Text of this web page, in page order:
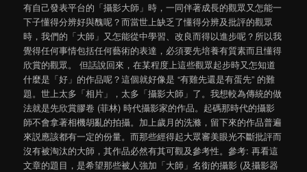
有自己發表平台的「攝影大師」時，一同伴著成長的觀眾又怎能一
下子懂得分辨好與醜呢？而當世上缺乏了懂得分辨及批評的觀眾
時，我們的「大師」又怎能從中學習、改良而得以進步呢？所以我
覺得任何事情包括任何藝術的表達，必須要先培養有質素而且懂得
欣賞的觀眾。 但話說回來，在某程度上這些觀眾起步時又怎知道
什麼是「好」的作品呢？這個就好像是 “有雞先還是有蛋先” 的難
題。世上太多「相片」，太多「攝影大師」了。我想較為傳統的做
法就是先欣賞膠卷 (菲林) 時代攝影家的作品。起碼那時代的攝影
師不會拿著相機胡亂的拍攝。加上歲月的洗滌，留下來的作品普遍
來説應該都有一定的份量。而那些經得起大眾審美眼光不斷批評而
沒有被淘汰的大師，其作品必然有其可觀及參考性。參考: 再看這
文章的題目，是希望那些被人強加「大師」名銜的攝影 (及攝影器